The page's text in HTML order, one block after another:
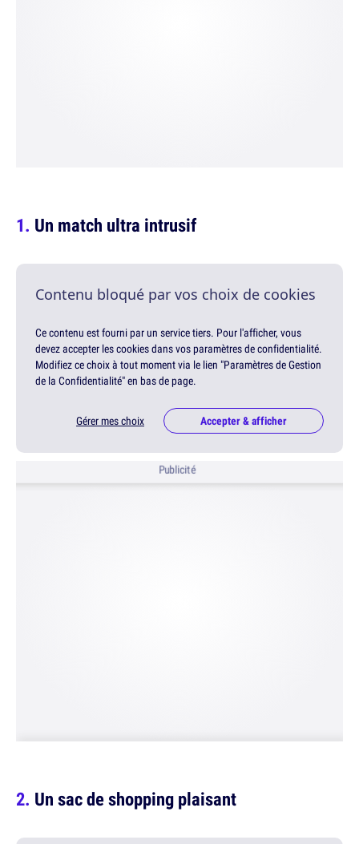
Un match ultra intrusif
Contenu bloqué par vos choix de cookies
Ce contenu est fourni par un service tiers. Pour l'afficher, vous
devez accepter les cookies dans vos paramètres de confidentialité.
Modifiez ce choix à tout moment via le lien "Paramètres de Gestion
de la Confidentialité" en bas de page.
Gérer mes choix Accepter & afficher
Publicité
Un sac de shopping plaisant